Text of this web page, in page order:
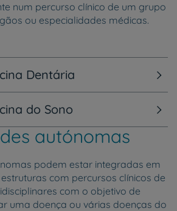
num percurso clínico de um grupo
ou especialidades médicas.
Dentária
do Sono
autónomas
podem estar integradas em
estruturas com percursos clínicos de
com o objetivo de
uma doença ou várias doenças do